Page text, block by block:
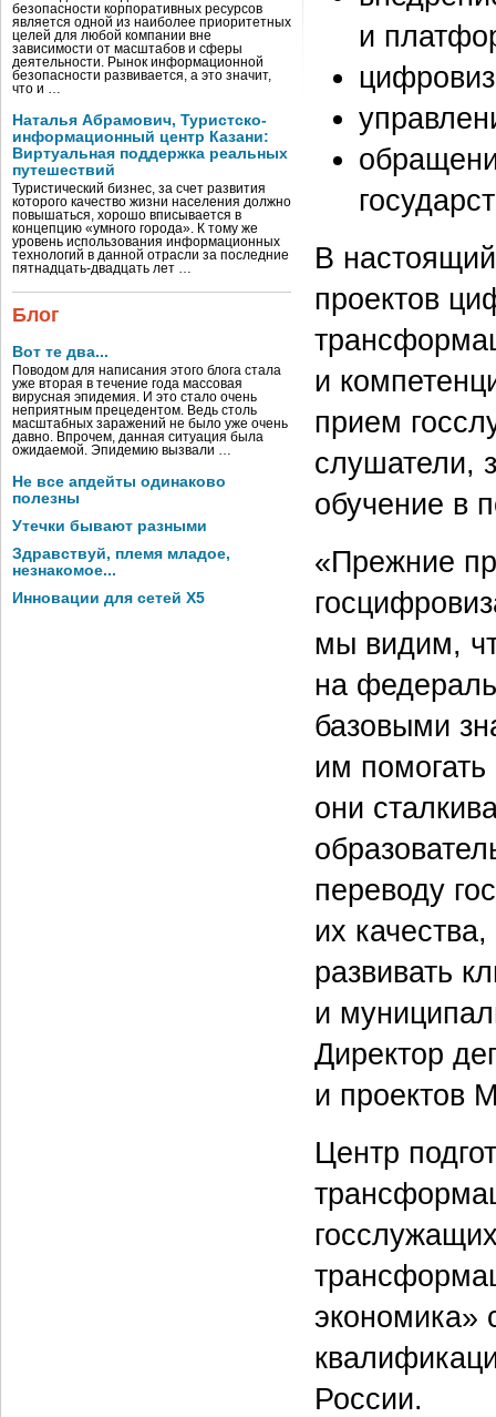
безопасности корпоративных ресурсов
является одной из наиболее приоритетных
целей для любой компании вне
зависимости от масштабов и сферы
деятельности. Рынок информационной
безопасности развивается, а это значит,
что и …
Наталья Абрамович, Туристско-
информационный центр Казани:
Виртуальная поддержка реальных
путешествий
Туристический бизнес, за счет развития
которого качество жизни населения должно
повышаться, хорошо вписывается в
концепцию «умного города». К тому же
уровень использования информационных
технологий в данной отрасли за последние
пятнадцать-двадцать лет …
Блог
Вот те два...
Поводом для написания этого блога стала
уже вторая в течение года массовая
вирусная эпидемия. И это стало очень
неприятным прецедентом. Ведь столь
масштабных заражений не было уже очень
давно. Впрочем, данная ситуация была
ожидаемой. Эпидемию вызвали …
Не все апдейты одинаково
полезны
Утечки бывают разными
Здравствуй, племя младое,
незнакомое...
Инновации для сетей X5
и
В
проектов
и
прием
слушатели,
обучение в
«Прежние
мы видим,
на
базовыми
им
они
переводу
их
развивать
и
Директор
и проектов
Центр
экономика»
России.